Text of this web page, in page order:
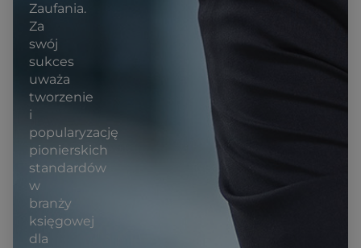
Zaufania.
Za
swój
sukces
uważa
tworzenie
i
popularyzację
pionierskich
standardów
w
branży
księgowej
dla